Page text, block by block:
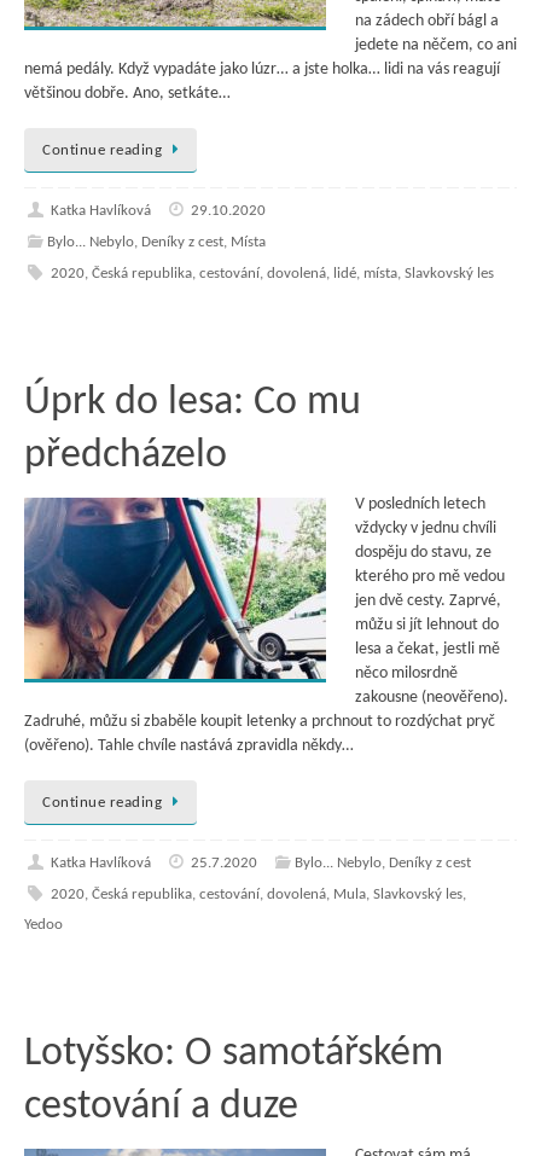
na zádech obří bágl a
jedete na něčem, co ani
nemá pedály. Když vypadáte jako lúzr… a jste holka… lidi na vás reagují
většinou dobře. Ano, setkáte…
Continue reading
Katka Havlíková
29.10.2020
Bylo... Nebylo, Deníky z cest, Místa
2020, Česká republika, cestování, dovolená, lidé, místa, Slavkovský les
Úprk do lesa: Co mu
předcházelo
V posledních letech
vždycky v jednu chvíli
dospěju do stavu, ze
kterého pro mě vedou
jen dvě cesty. Zaprvé,
můžu si jít lehnout do
lesa a čekat, jestli mě
něco milosrdně
zakousne (neověřeno).
Zadruhé, můžu si zbaběle koupit letenky a prchnout to rozdýchat pryč
(ověřeno). Tahle chvíle nastává zpravidla někdy…
Continue reading
Katka Havlíková 25.7.2020 Bylo... Nebylo, Deníky z cest
2020, Česká republika, cestování, dovolená, Mula, Slavkovský les,
Yedoo
Lotyšsko: O samotářském
cestování a duze